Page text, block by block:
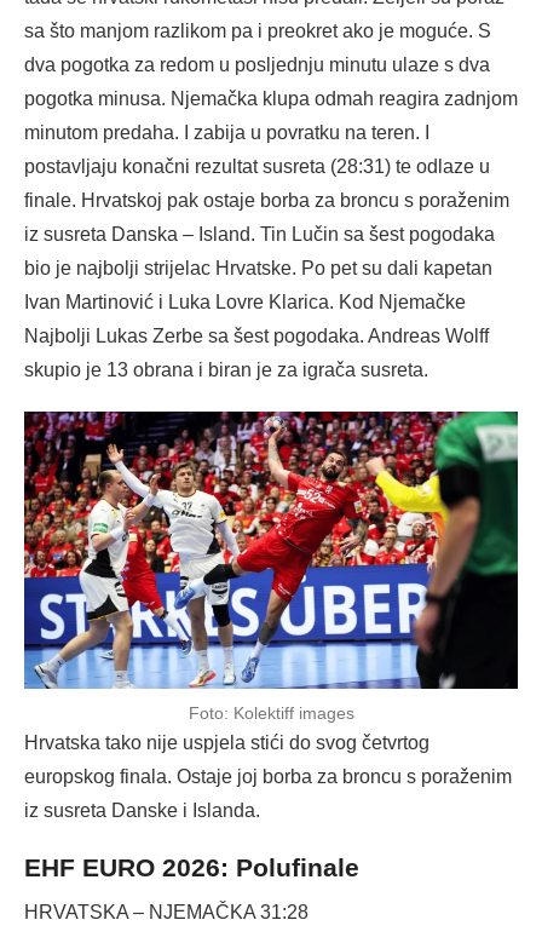
sa što manjom razlikom pa i preokret ako je moguće. S
dva pogotka za redom u posljednju minutu ulaze s dva
pogotka minusa. Njemačka klupa odmah reagira zadnjom
minutom predaha. I zabija u povratku na teren. I
postavljaju konačni rezultat susreta (28:31) te odlaze u
finale. Hrvatskoj pak ostaje borba za broncu s poraženim
iz susreta Danska – Island. Tin Lučin sa šest pogodaka
bio je najbolji strijelac Hrvatske. Po pet su dali kapetan
Ivan Martinović i Luka Lovre Klarica. Kod Njemačke
Najbolji Lukas Zerbe sa šest pogodaka. Andreas Wolff
skupio je 13 obrana i biran je za igrača susreta.
Foto: Kolektiff images
Hrvatska tako nije uspjela stići do svog četvrtog
europskog finala. Ostaje joj borba za broncu s poraženim
iz susreta Danske i Islanda.
EHF EURO 2026: Polufinale
HRVATSKA – NJEMAČKA 31:28